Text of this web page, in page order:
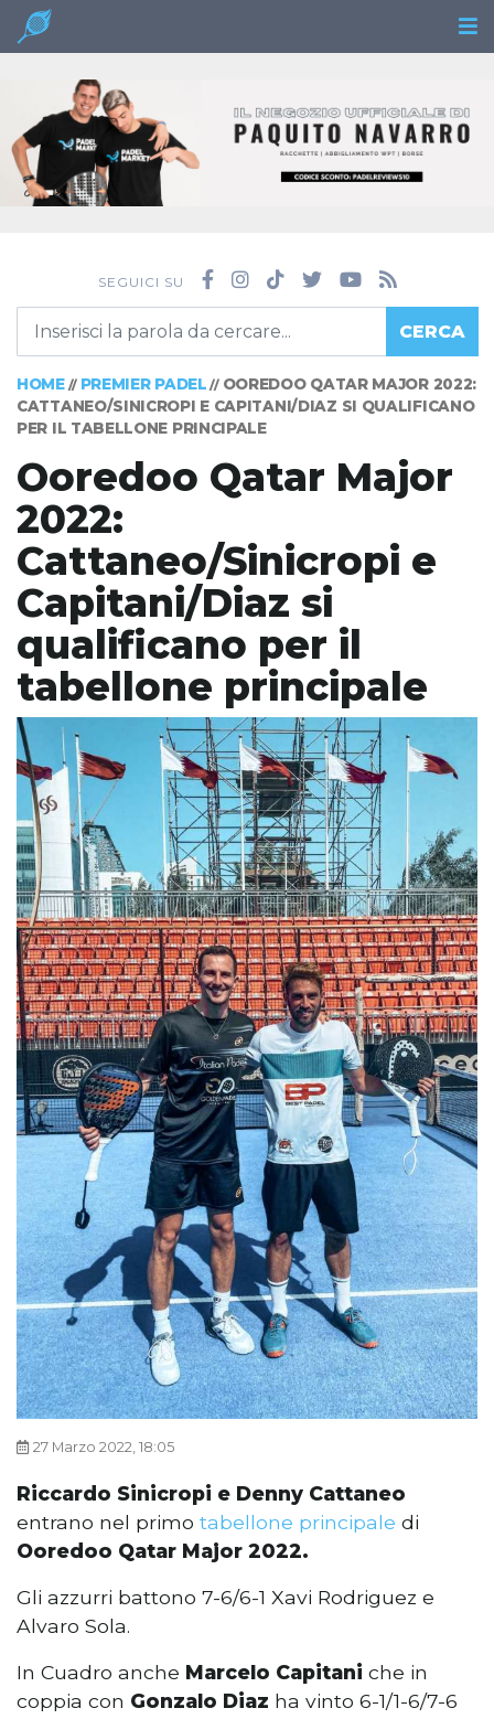
SEGUICI SU
CERCA
HOME// PREMIER PADEL // OOREDOO QATAR MAJOR 2022:
CATTANEO/SINICROPI E CAPITANI/DIAZ SI QUALIFICANO
PER IL TABELLONE PRINCIPALE
Ooredoo Qatar Major
2022:
Cattaneo/Sinicropi e
Capitani/Diaz si
qualificano per il
tabellone principale
27 Marzo 2022, 18:05
Riccardo Sinicropi e Denny Cattaneo
entrano nel primo tabellone principale di
Ooredoo Qatar Major 2022.
Gli azzurri battono 7-6/6-1 Xavi Rodriguez e
Alvaro Sola.
In Cuadro anche Marcelo Capitani che in
coppia con Gonzalo Diaz ha vinto 6-1/1-6/7-6